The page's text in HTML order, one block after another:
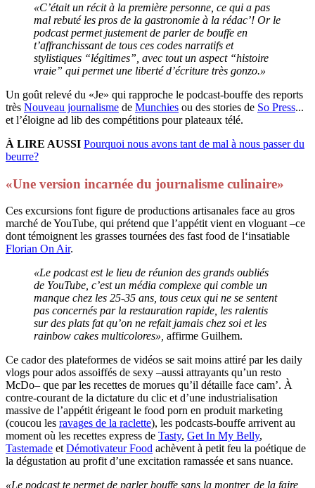
«C’était un récit à la première personne, ce qui a pas
mal rebuté les pros de la gastronomie à la rédac’! Or le
podcast permet justement de parler de bouffe en
t’affranchissant de tous ces codes narratifs et
stylistiques “légitimes”, avec tout un aspect “histoire
vraie” qui permet une liberté d’écriture très gonzo.»
Un goût relevé du «Je» qui rapproche le podcast-bouffe des reports
très Nouveau journalisme de Munchies ou des stories de So Press...
et l’éloigne ad lib des compétitions pour plateaux télé.
À LIRE AUSSI Pourquoi nous avons tant de mal à nous passer du
beurre?
«Une version incarnée du journalisme culinaire»
Ces excursions font figure de productions artisanales face au gros
marché de YouTube, qui prétend que l’appétit vient en vloguant –ce
dont témoignent les grasses tournées des fast food de l‘insatiable
Florian On Air.
«Le podcast est le lieu de réunion des grands oubliés
de YouTube, c’est un média complexe qui comble un
manque chez les 25-35 ans, tous ceux qui ne se sentent
pas concernés par la restauration rapide, les ralentis
sur des plats fat qu’on ne refait jamais chez soi et les
rainbow cakes multicolores», affirme Guilhem.
Ce cador des plateformes de vidéos se sait moins attiré par les daily
vlogs pour ados assoiffés de sexy –aussi attrayants qu’un resto
McDo– que par les recettes de morues qu’il détaille face cam’. À
contre-courant de la dictature du clic et d’une industrialisation
massive de l’appétit érigeant le food porn en produit marketing
(coucou les ravages de la raclette), les podcasts-bouffe arrivent au
moment où les recettes express de Tasty, Get In My Belly,
Tastemade et Démotivateur Food achèvent à petit feu la poétique de
la dégustation au profit d’une excitation ramassée et sans nuance.
«Le podcast te permet de parler bouffe sans la montrer, de la faire